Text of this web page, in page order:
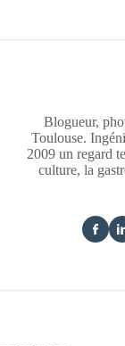
Blogueur,
Toulouse.
2009 un regard
culture, la